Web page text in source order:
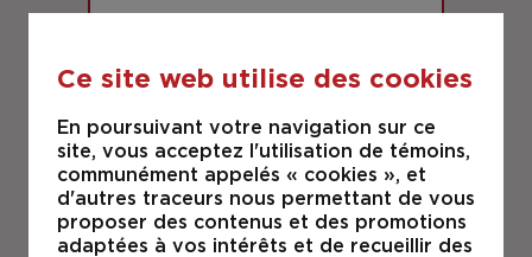
LOUÉ
BLAINVILLE
301 OMER DESERRES 105-106
Ce site web utilise des cookies
En poursuivant votre navigation sur ce
site, vous acceptez l'utilisation de témoins,
communément appelés « cookies », et
d'autres traceurs nous permettant de vous
proposer des contenus et des promotions
adaptées à vos intérêts et de recueillir des